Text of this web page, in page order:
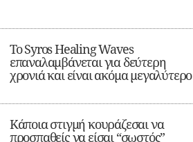
Το Syros Healing Waves
επαναλαμβάνεται για δεύτερη
χρονιά και είναι ακόμα μεγαλύτερο
Κάποια στιγμή κουράζεσαι να
προσπαθείς να είσαι “σωστός”